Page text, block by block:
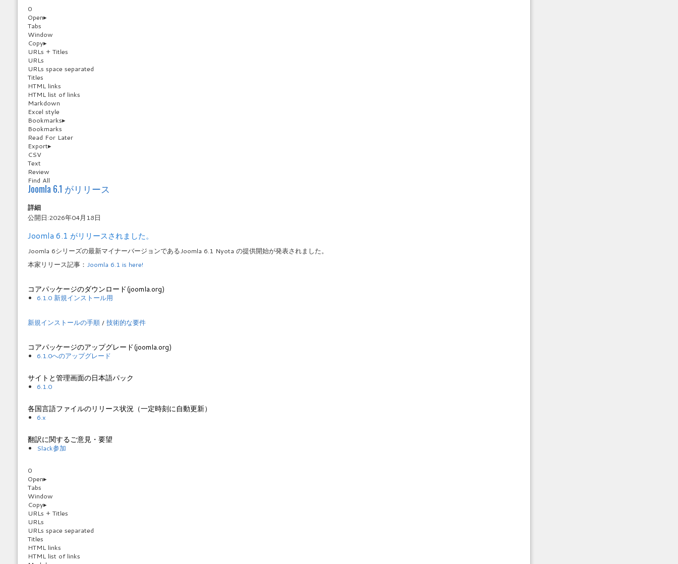
0
Open▸
Tabs
Window
Copy▸
URLs + Titles
URLs
URLs space separated
Titles
HTML links
HTML list of links
Markdown
Excel style
Bookmarks▸
Bookmarks
Read For Later
Export▸
CSV
Text
Review
Find All
Joomla 6.1 がリリース
詳細
公開日:2026年04月18日
Joomla 6.1 がリリースされました。
Joomla 6シリーズの最新マイナーバージョンであるJoomla 6.1 Nyota の提供開始が発表されました。
本家リリース記事： Joomla 6.1 is here!
コアパッケージのダウンロード(joomla.org)
6.1.0 新規インストール用
新規インストールの手順/ 技術的な要件
コアパッケージのアップグレード(joomla.org)
6.1.0へのアップグレード
サイトと管理画面の日本語パック
6.1.0
各国言語ファイルのリリース状況（一定時刻に自動更新）
6.x
翻訳に関するご意見・要望
Slack参加
0
Open▸
Tabs
Window
Copy▸
URLs + Titles
URLs
URLs space separated
Titles
HTML links
HTML list of links